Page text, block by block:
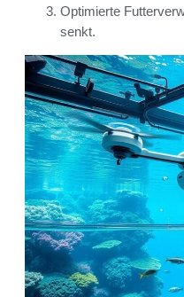
Optimierte
senkt.